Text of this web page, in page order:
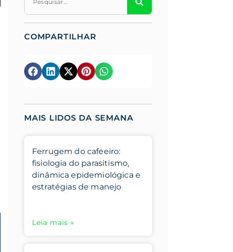
COMPARTILHAR
MAIS LIDOS DA SEMANA
Ferrugem do cafeeiro:
fisiologia do parasitismo,
dinâmica epidemiológica e
estratégias de manejo
Leia mais »